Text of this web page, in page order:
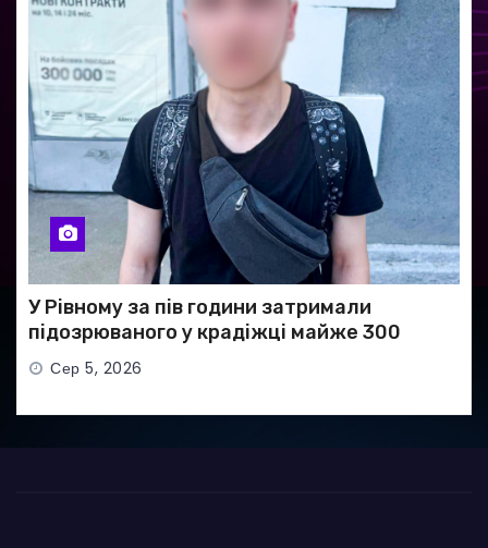
У Рівному за пів години затримали
підозрюваного у крадіжці майже 300
тисяч гривень
Сер 5, 2026